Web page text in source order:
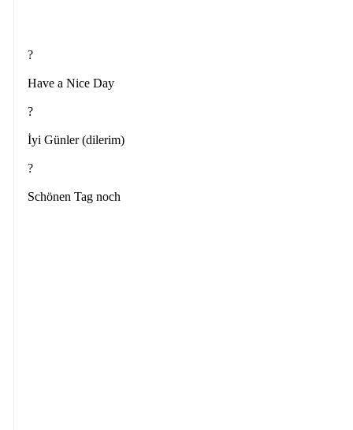
?
Have a Nice Day
?
İyi Günler (dilerim)
?
Schönen Tag noch